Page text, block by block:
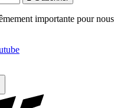
importante pour